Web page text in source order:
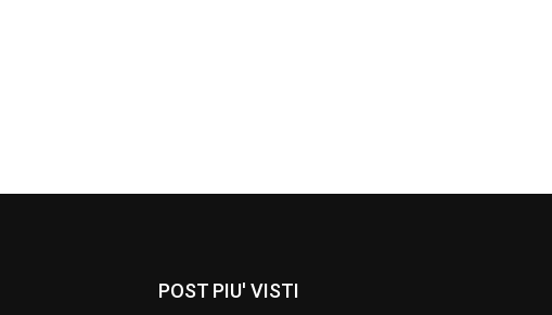
POST PIU' VISTI